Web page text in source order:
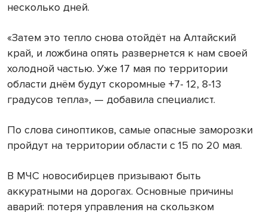
несколько дней.
«Затем это тепло снова отойдёт на Алтайский
край, и ложбина опять развернется к нам своей
холодной частью. Уже 17 мая по территории
области днём будут скоромные +7- 12, 8-13
градусов тепла», — добавила специалист.
По слова синоптиков, самые опасные заморозки
пройдут на территории области с 15 по 20 мая.
В МЧС новосибирцев призывают быть
аккуратными на дорогах. Основные причины
аварий: потеря управления на скользком